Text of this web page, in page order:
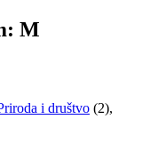
M
i društvo (2),